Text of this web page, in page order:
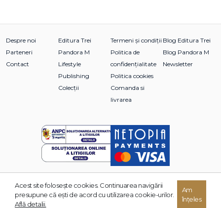
Despre noi
Parteneri
Contact
Editura Trei
Pandora M
Lifestyle
Publishing
Colecții
Termeni și condiții
Politica de
confidențialitate
Politica cookies
Comanda si
livrarea
Blog Editura Trei
Blog Pandora M
Newsletter
© 2026 Grupul Editorial TREI. Toate drepturile rezervate.
Acest site foloseşte cookies. Continuarea navigării
presupune că eşti de acord cu utilizarea cookie-urilor.
Află detalii.
Am
înțeles